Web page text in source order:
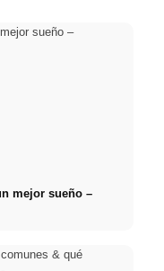
mejor sueño –